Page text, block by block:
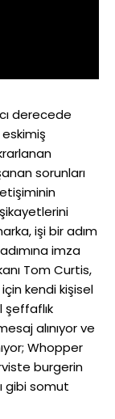
derecede
sorunları
işi bir adım
imza
Tom Curtis,
kendi kişisel
şeffaflık
alınıyor ve
Whopper
burgerin
gibi somut